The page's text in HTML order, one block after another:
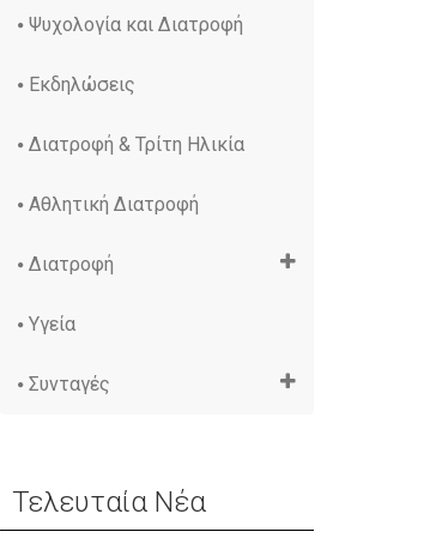
Ψυχολογία και Διατροφή
Εκδηλώσεις
Διατροφή & Τρίτη Ηλικία
Αθλητική Διατροφή
Διατροφή
Υγεία
Συνταγές
Τελευταία Νέα